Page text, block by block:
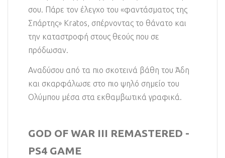
σου. Πάρε τον έλεγχο του «φαντάσματος της
Σπάρτης» Kratos, σπέρνοντας το θάνατο και
την καταστροφή στους θεούς που σε
πρόδωσαν.
Αναδύσου από τα πιο σκοτεινά βάθη του Άδη
και σκαρφάλωσε στο πιο ψηλό σημείο του
Ολύμπου μέσα στα εκθαμβωτικά γραφικά.
GOD OF WAR III REMASTERED -
PS4 GAME